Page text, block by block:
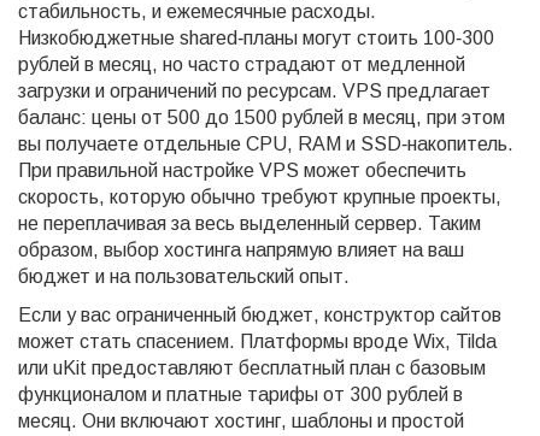
стабильность, и ежемесячные расходы.
Низкобюджетные shared‑планы могут стоить 100‑300
рублей в месяц, но часто страдают от медленной
загрузки и ограничений по ресурсам. VPS предлагает
баланс: цены от 500 до 1500 рублей в месяц, при этом
вы получаете отдельные CPU, RAM и SSD‑накопитель.
При правильной настройке VPS может обеспечить
скорость, которую обычно требуют крупные проекты,
не переплачивая за весь выделенный сервер. Таким
образом, выбор хостинга напрямую влияет на ваш
бюджет и на пользовательский опыт.
Если у вас ограниченный бюджет, конструктор сайтов
может стать спасением. Платформы вроде Wix, Tilda
или uKit предоставляют бесплатный план с базовым
функционалом и платные тарифы от 300 рублей в
месяц. Они включают хостинг, шаблоны и простой